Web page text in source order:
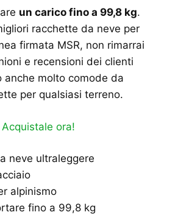
un carico fino a 99,8 kg.
racchette da neve per
firmata MSR, non rimarrai
e recensioni dei clienti
anche molto comode da
per qualsiasi terreno.
Acquistale ora!
neve ultraleggere
alpinismo
fino a 99,8 kg